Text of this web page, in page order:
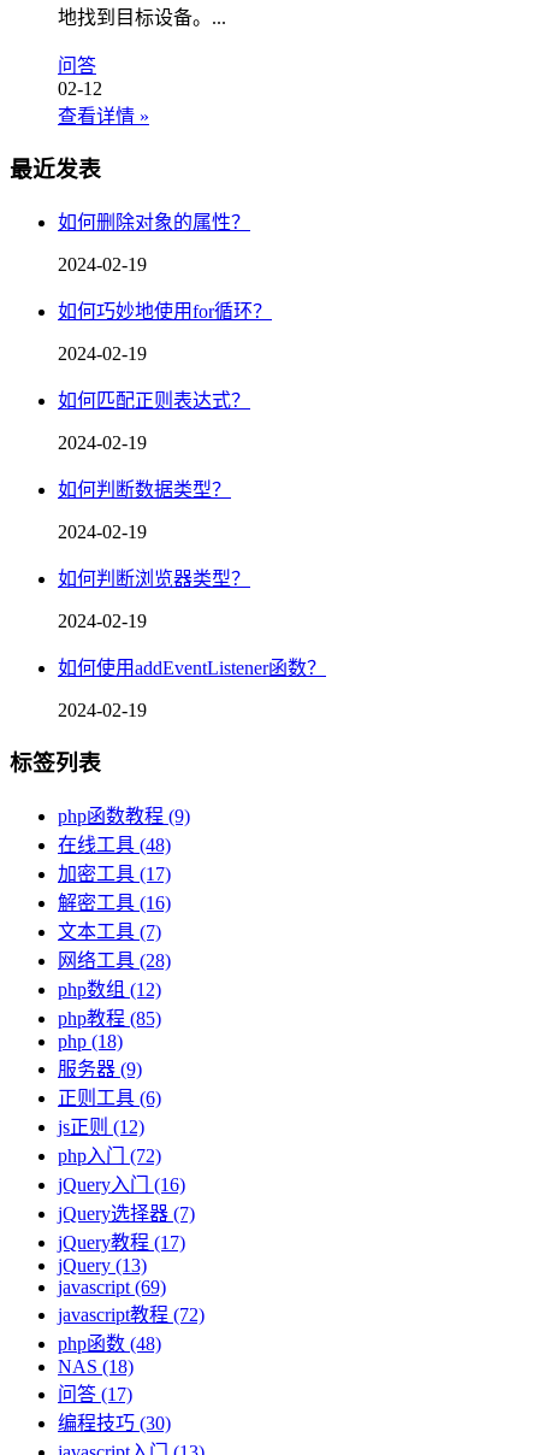
地找到目标设备。...
问答
02-12
查看详情 »
最近发表
如何删除对象的属性？
2024-02-19
如何巧妙地使用for循环？
2024-02-19
如何匹配正则表达式？
2024-02-19
如何判断数据类型？
2024-02-19
如何判断浏览器类型？
2024-02-19
如何使用addEventListener函数？
2024-02-19
标签列表
php函数教程 (9)
在线工具 (48)
加密工具 (17)
解密工具 (16)
文本工具 (7)
网络工具 (28)
php数组 (12)
php教程 (85)
php (18)
服务器 (9)
正则工具 (6)
js正则 (12)
php入门
(72)
jQuery入门
(16)
jQuery选择器 (7)
jQuery教程 (17)
jQuery (13)
javascript (69)
javascript教程 (72)
php函数 (48)
NAS (18)
问答 (17)
编程技巧 (30)